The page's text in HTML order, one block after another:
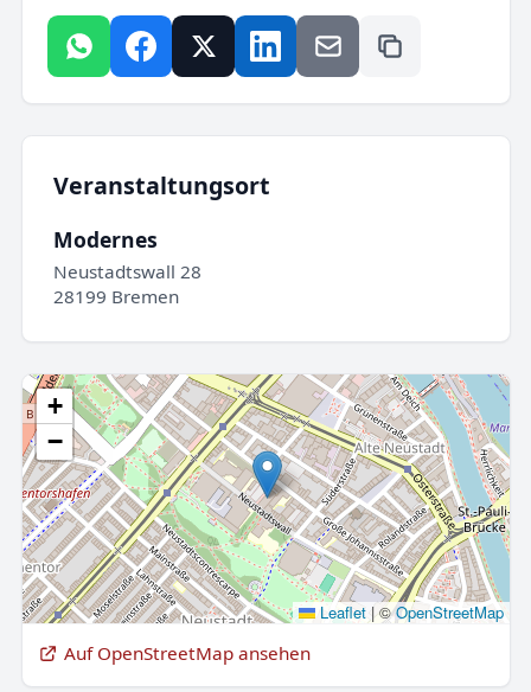
Veranstaltungsort
Modernes
Neustadtswall 28
28199 Bremen
+
−
Leaflet |©OpenStreetMap
Auf OpenStreetMap ansehen